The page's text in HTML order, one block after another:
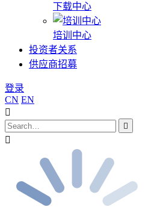
下载中心
培训中心
投资者关系
供应商招募
登录
CN EN